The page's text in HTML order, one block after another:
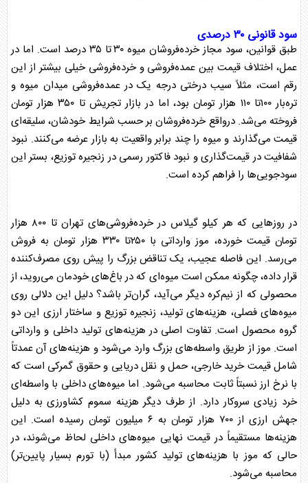
سود قانونی ۳۰ درصدی
طبق قوانین، سود مجاز خرده‌فروشان میوه
۳۰ تا ۳۵ درصد است. اما در
عمل، اختلاف قیمت بین عمده‌فروشی و خرده‌فروشی خیلی بیشتر از این
رقم است، مثلاً سیب درختی درجه یک در عمده‌فروشی میدان میوهو
تره‌بار ۱۰۰تا ۱۱۰ هزار تومان بود، اما در بازار تجریش تا ۳۵۰ هزار تومان
فروخته می‌شد. درواقع خرده‌فروشان بر حسب شرایط خودشان، سلیقه‌ای
قیمت می‌گذارند و میوه را چند برابر واقعیت به بازار عرضه می‌کنند. نبود
شفافیت در قیمت‌گذاری و نبود فاکتور رسمی در زنجیره توزیع، بستر این
سودجویی‌ها را فراهم کرده است.
در روز‌هایی که هر کیلوگیلاس
در خرده‌فروشی‌های تهران تا ۸۰۰ هزار
تومان قیمت خورده، موز وارداتی با ۲۵۰تا ۳۳۰ هزار تومان به فروش
می‌رسد. این فاصله عجیب، یک تناقض بزرگ را پیش روی مصرف‌کننده
قرار داده، چگونه ممکن است میوه‌ای که در باغ‌های خودمان می‌روید، از
محصولی که از نیم‌کره دیگر می‌آید، گران‌تر باشد؟ دلیل این دلالی روی
میوه‌های فصلی، هزینه‌های تولید، زنجیره توزیع و ساختار ارزی این دو
گروه محصول است. تفاوت اصلی در هزینه‌های تولید داخلی و وارداتی
است. موز از طریق واسطه‌های بزرگ وارد می‌شود و هزینه‌های آن عمدتاً
شامل قیمت خرید خارجی، حمل و نقل دریایی و حقوق گمرکی است که
با نرخ ارز نسبتاً ثابت محاسبه می‌شود. اما میوه‌های داخلی با واسطه‌ای
خرد زیادی سروکار دارد. از طرف دیگر هزینه سموم کشاورزی به دلیل
جهش ارزی از ۷۰۰ هزار تومان به ۶ میلیون تومان رسیده است. این
هزینه‌ها مستقیماً در قیمت نهایی میوه‌های داخلی لحاظ می‌شوند، در
حالی که موز با هزینه‌های تولید کشور مبدأ (با تورم بسیار پایین‌تر)
محاسبه می‌شود.